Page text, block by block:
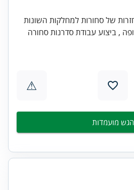
, ביצוע עבודת סדרנות סחורה
⚠
הגש מועמדות